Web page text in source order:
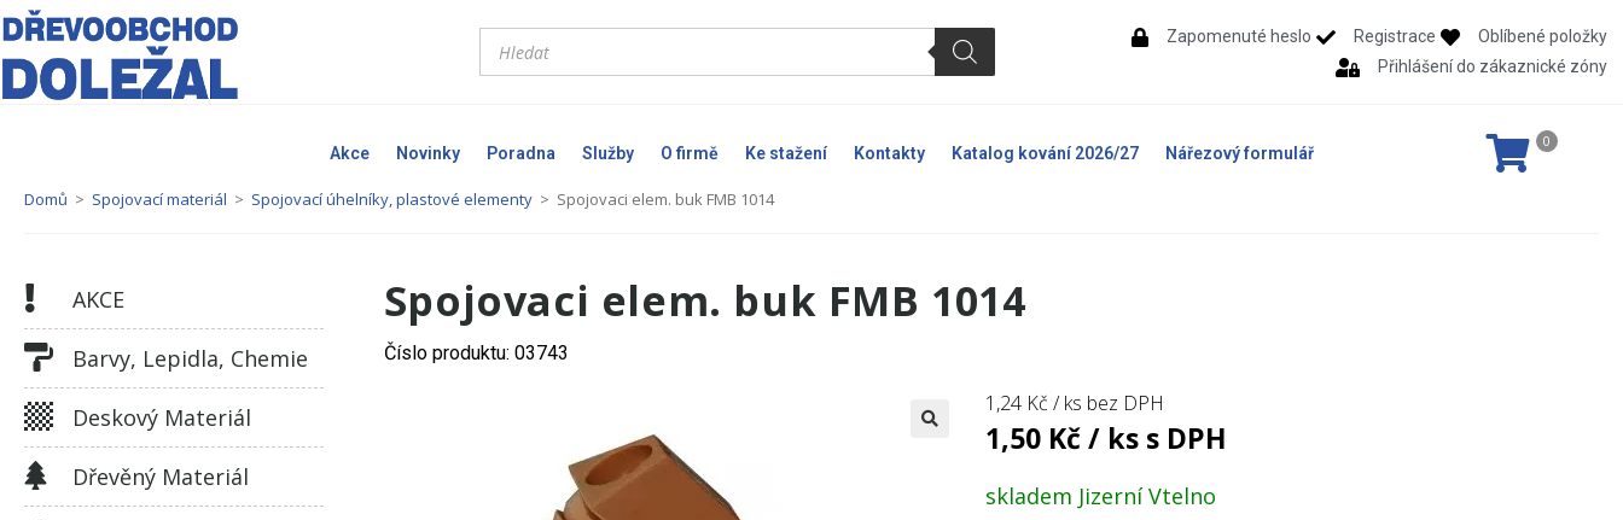
Zapomenuté heslo Registrace
Oblíbené položky
Přihlášení do zákaznické zóny
Akce Novinky Poradna Služby O firmě Ke stažení Kontakty Katalog kování 2026/27 Nářezový formulář
0
Domů > Spojovací materiál > Spojovací úhelníky, plastové elementy > Spojovaci elem. buk FMB 1014
AKCE
Barvy, Lepidla, Chemie
Deskový Materiál
Dřevěný Materiál
Spojovaci elem. buk FMB 1014
Číslo produktu: 03743
1,24 Kč / ks bez DPH
1,50 Kč/ ks s DPH
skladem Jizerní Vtelno